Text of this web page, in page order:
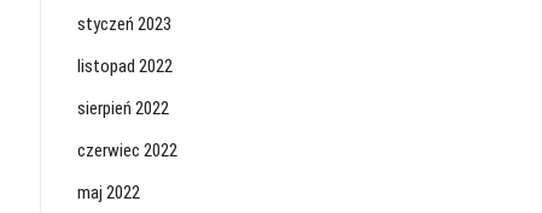
styczeń 2023
listopad 2022
sierpień 2022
czerwiec 2022
maj 2022